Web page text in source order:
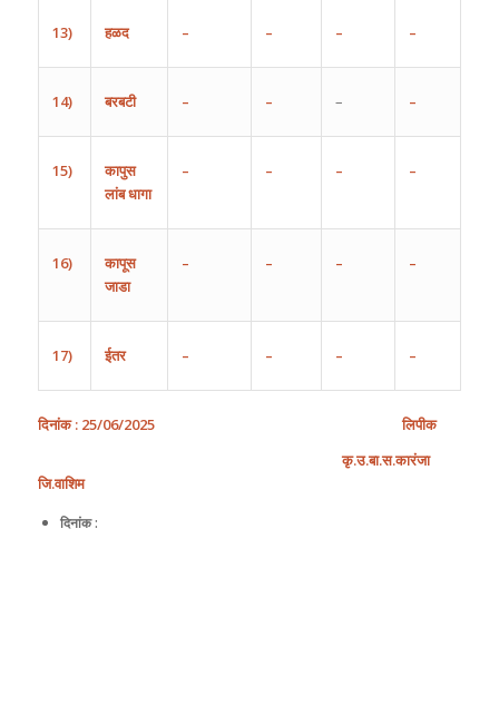
13) हळद – – – –
14) बरबटी – – – –
15)
कापुस
लांबधागा
– – – –
16)
कापूस
जाडा
– – – –
17) ईतर – – – –
दिनांक : 25/06/2025
लिपीक
कृ.उ.बा.स.कारंजा
जि.वाशिम
दिनांक :